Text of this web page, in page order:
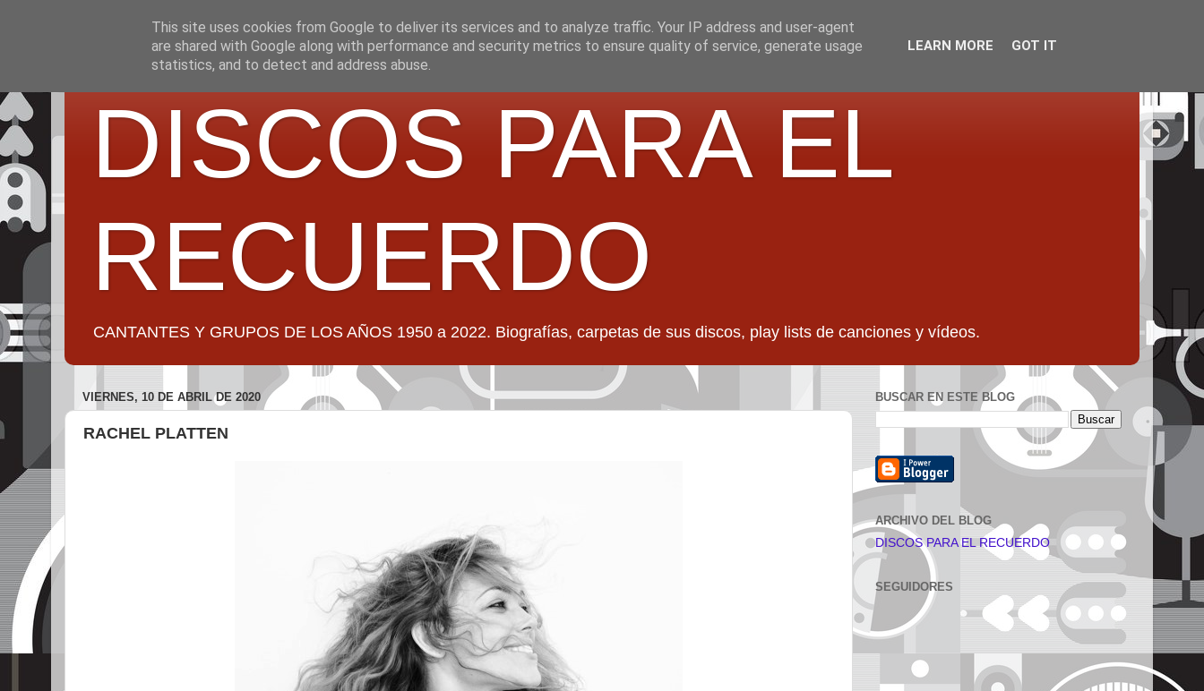
DISCOS PARA EL
RECUERDO
CANTANTES Y GRUPOS DE LOS AÑOS 1950 a 2022. Biografías, carpetas de sus discos, play lists de canciones y vídeos.
VIERNES, 10 DE ABRIL DE 2020
RACHEL PLATTEN
BUSCAR EN ESTE BLOG
ARCHIVO DEL BLOG
DISCOS PARA EL RECUERDO
SEGUIDORES
This site uses cookies from Google to deliver its services and to analyze traffic. Your IP address and user-agent
are shared with Google along with performance and security metrics to ensure quality of service, generate usage
statistics, and to detect and address abuse.
LEARN MORE GOT IT